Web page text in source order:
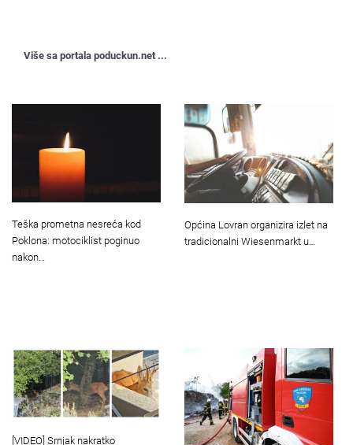
Više sa portala poduckun.net ...
Teška prometna nesreća kod
Poklona: motociklist poginuo
nakon…
Općina Lovran organizira izlet na
tradicionalni Wiesenmarkt u…
[VIDEO] Srnjak nakratko